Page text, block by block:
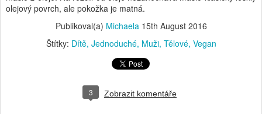
Zobrazit komentáře